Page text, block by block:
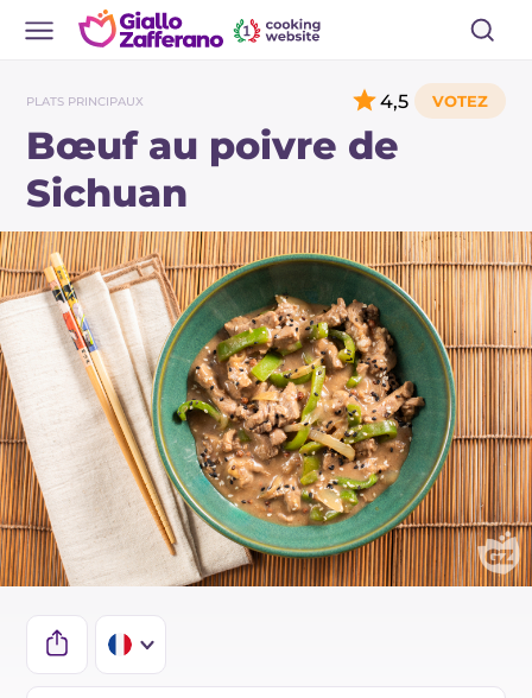
PLATS PRINCIPAUX
Bœuf au poivre de
Sichuan
4,5
IT